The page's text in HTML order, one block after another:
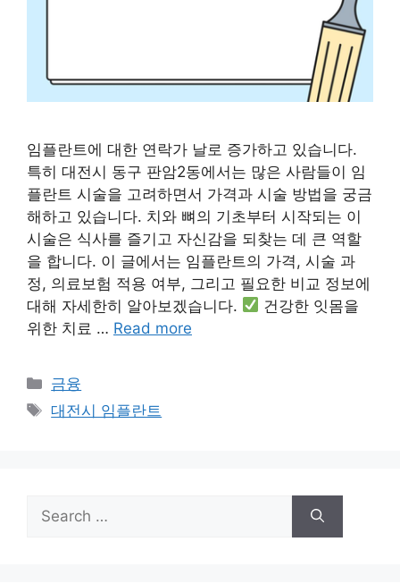
임플란트에 대한 연락가 날로 증가하고 있습니다.
특히 대전시 동구 판암2동에서는 많은 사람들이 임
플란트 시술을 고려하면서 가격과 시술 방법을 궁금
해하고 있습니다. 치와 뼈의 기초부터 시작되는 이
시술은 식사를 즐기고 자신감을 되찾는 데 큰 역할
을 합니다. 이 글에서는 임플란트의 가격, 시술 과
정, 의료보험 적용 여부, 그리고 필요한 비교 정보에
대해 자세한히 알아보겠습니다.
건강한 잇몸을
위한 치료 … Read more
Categories
금융
Tags
대전시 임플란트
for: